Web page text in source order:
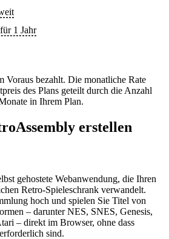
1 Jahr
Voraus bezahlt. Die monatliche Rate
des Plans geteilt durch die Anzahl
in Ihrem Plan.
erstellen
gehostete Webanwendung, die Ihren
Retro-Spieleschrank verwandelt.
hoch und spielen Sie Titel von
– darunter NES, SNES, Genesis,
– direkt im Browser, ohne dass
sind.